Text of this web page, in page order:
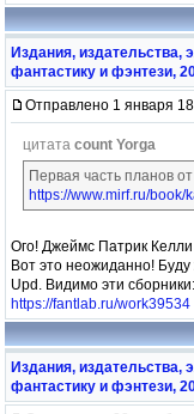
Издания, издательства,
фантастику и фэнтези,
Отправлено 1 января
цитата count Yorga
Первая часть планов
https://www.mirf.ru/book/
Ого! Джеймс Патрик
Вот это неожиданно! Буду
Upd. Видимо эти
https://fantlab.ru/work39534
Издания, издательства,
фантастику и фэнтези,